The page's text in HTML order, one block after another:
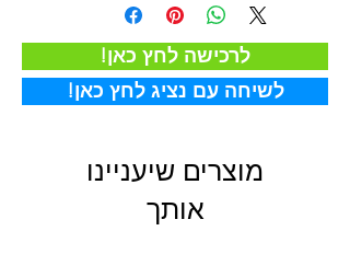
!לרכישה לחץ כאן
!לשיחה עם נציג לחץ כאן
מוצרים שיעניינו
אותך